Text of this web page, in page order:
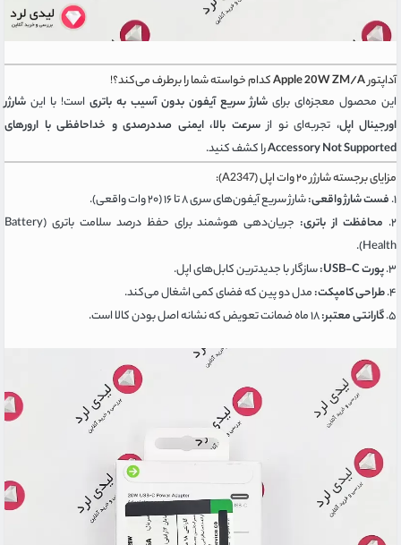
آداپتورApple 20W ZM/Aکدام خواسته شما را برطرف می‌کند؟!
این محصول معجزه‌ای برای شارژ سریع آیفون بدون آسیب به باتری است! با این شارژر
اورجینال اپل، تجربه‌ای نو ازسرعت بالا، ایمنی صددرصدی و خداحافظی با ارورهای
Accessory Not Supportedرا کشف کنید.
مزایای برجسته شارژر ۲۰ وات اپل (A2347):
۱. فست شارژ واقعی:شارژ سریع آیفون‌های سری ۸ تا ۱۶ (۲۰ وات واقعی).
۲. محافظت از باتری:
جریان‌دهی هوشمند برای حفظ درصد سلامت باتری (Battery
Health).
۳. پورت USB-C:
سازگار با جدیدترین کابل‌های اپل.
۴. طراحی کامپکت:مدل دو پین که فضای کمی اشغال می‌کند.
۵. گارانتی معتبر: